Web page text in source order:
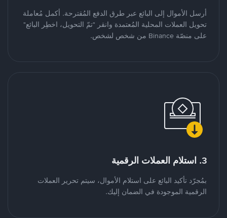
أرسل الأموال إلى البائع عبر طرق الدفع المُقترحة. أكمل مُعاملة
تحويل العملات المحلية المُعتمدة وانقر "تمّ التحويل، اخطِر البائع"
على منصّة Binance من شخص لشخص.
3. استلام العملات الرقمية
بمُجرّد تأكيد البائع على استلام الأموال، سيتم تحرير العملات
الرقمية الموجودة في الضمان إليك.